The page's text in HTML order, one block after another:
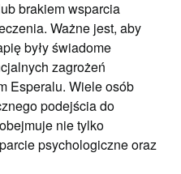
brakiem wsparcia
Ważne jest, aby
były świadome
zagrożeń
Esperalu. Wiele osób
podejścia do
nie tylko
psychologiczne oraz